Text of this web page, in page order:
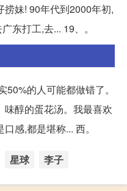
妹! 90年代到2000年初,
东打工,去... 19、。
的人可能都做错了。
味醇的蛋花汤。我最喜欢
感,都是堪称... 西。
星球 李子